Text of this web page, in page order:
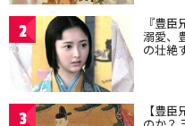
2 『豊
溺愛、
の壮絶
3 【豊